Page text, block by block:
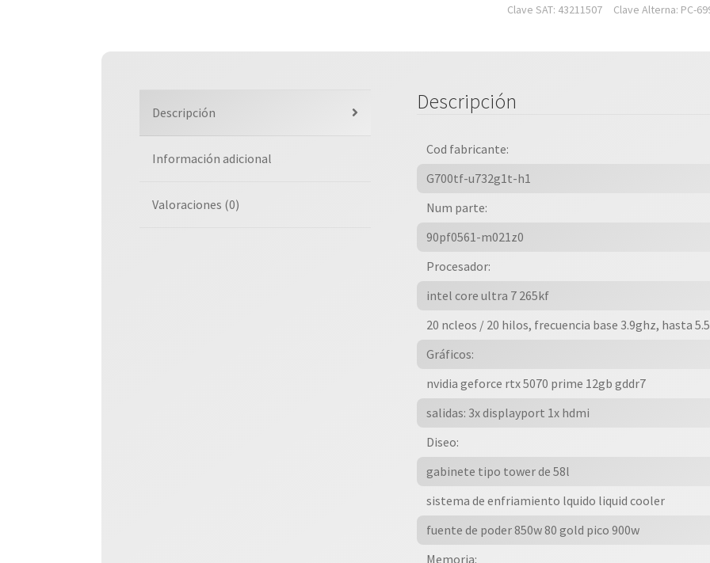
Rog
Processor
Rtx
Win
Ssd,
o
De
Clave SAT: 43211507
Clave Alterna: PC-
Descripción
Información adicional
Valoraciones (0)
Descripción
Cod fabricante:
G700tf-u732g1t-h1
Num parte:
90pf0561-m021z0
Procesador:
intel core ultra 7 265kf
20 ncleos / 20 hilos, frecuencia base 3.9ghz, hasta
Gráficos:
nvidia geforce rtx 5070 prime 12gb gddr7
salidas: 3x displayport 1x hdmi
Diseo:
gabinete tipo tower de 58l
sistema de enfriamiento lquido liquid cooler
fuente de poder 850w 80 gold pico 900w
Memoria: